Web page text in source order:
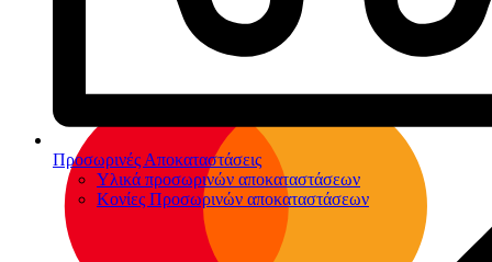
Προσωρινές Αποκαταστάσεις
Υλικά προσωρινών αποκαταστάσεων
Κονίες Προσωρινών αποκαταστάσεων